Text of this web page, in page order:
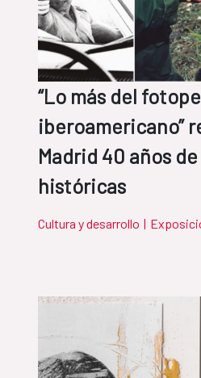
“Lo más del
iberoamericano”
Madrid 40 años
históricas
Cultura y desarrollo |